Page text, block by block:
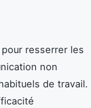
resserrer les
non
de travail.